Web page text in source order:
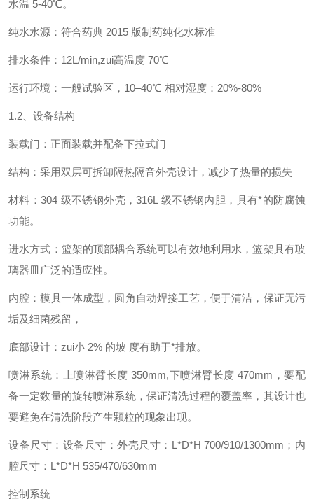
水温 5-40℃。
纯水水源：符合药典 2015 版制药纯化水标准
排水条件：12L/min,zui高温度 70℃
运行环境：一般试验区，10–40℃ 相对湿度：20%-80%
1.2、设备结构
装载门：正面装载并配备下拉式门
结构：采用双层可拆卸隔热隔音外壳设计，减少了热量的损失
材料：304 级不锈钢外壳，316L 级不锈钢内胆，具有*的防腐蚀
功能。
进水方式：篮架的顶部耦合系统可以有效地利用水，篮架具有玻
璃器皿广泛的适应性。
内腔：模具一体成型，圆角自动焊接工艺，便于清洁，保证无污
垢及细菌残留，
底部设计 ： zui小 2% 的坡 度有助于*排放。
喷淋系统：上喷淋臂长度 350mm,下喷淋臂长度 470mm，要配
备一定数量的旋转喷淋系统， 保证清洗过程的覆盖率，其设计也
要避免在清洗阶段产生颗粒的现象出现。
设备尺寸： 设备尺寸：外壳尺寸：L*D*H 700/910/1300mm；内
腔尺寸：L*D*H 535/470/630mm
控制系统